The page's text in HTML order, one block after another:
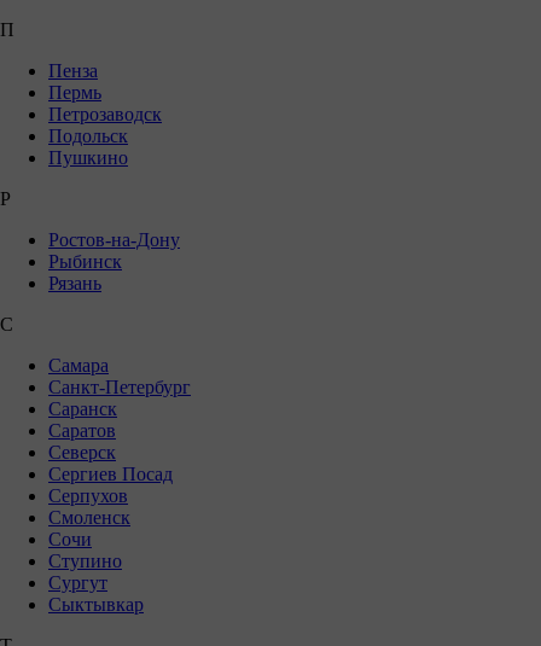
П
Пенза
Пермь
Петрозаводск
Подольск
Пушкино
Р
Ростов-на-Дону
Рыбинск
Рязань
С
Самара
Санкт-Петербург
Саранск
Саратов
Северск
Сергиев Посад
Серпухов
Смоленск
Сочи
Ступино
Сургут
Сыктывкар